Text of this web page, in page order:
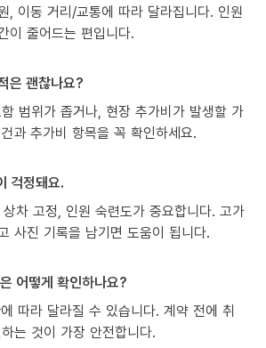
, 이동 거리/교통에 따라 달라집니다. 인원
이 줄어드는 편입니다.
은 괜찮나요?
범위가 좁거나, 현장 추가비가 발생할 가
과 추가비 항목을 꼭 확인하세요.
걱정돼요.
차 고정, 인원 숙련도가 중요합니다. 고가
사진 기록을 남기면 도움이 됩니다.
어떻게 확인하나요?
따라 달라질 수 있습니다. 계약 전에 취
는 것이 가장 안전합니다.